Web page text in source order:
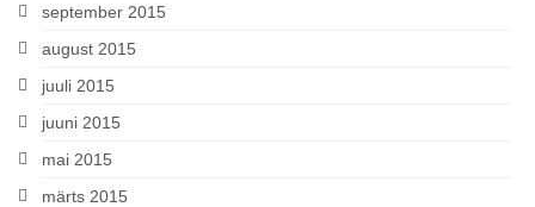
september 2015
august 2015
juuli 2015
juuni 2015
mai 2015
märts 2015